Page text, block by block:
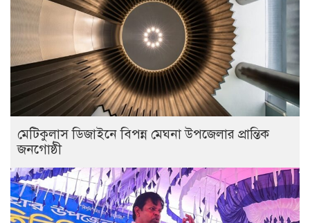
মেটিকুলাস ডিজাইনে বিপন্ন মেঘনা উপজেলার প্রান্তিক
জনগোষ্ঠী